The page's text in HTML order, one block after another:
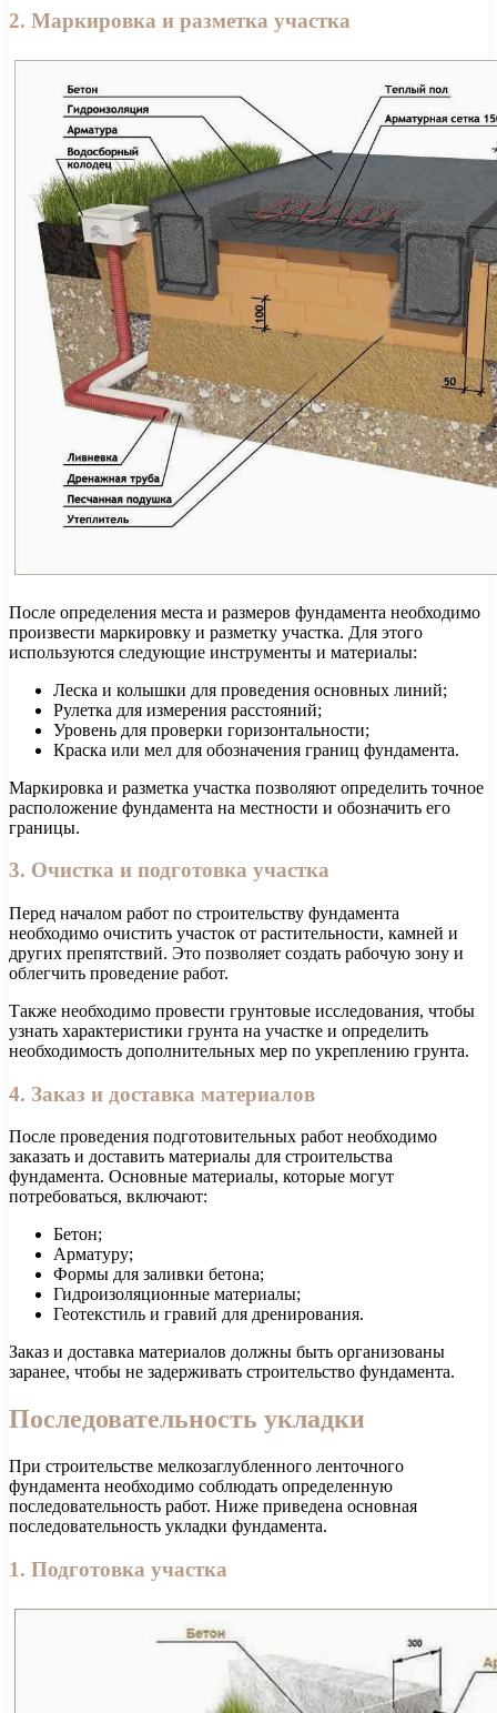
2. Маркировка и разметка участка
После определения места и размеров фундамента необходимо
произвести маркировку и разметку участка. Для этого
используются следующие инструменты и материалы:
Леска и колышки для проведения основных линий;
Рулетка для измерения расстояний;
Уровень для проверки горизонтальности;
Краска или мел для обозначения границ фундамента.
Маркировка и разметка участка позволяют определить точное
расположение фундамента на местности и обозначить его
границы.
3. Очистка и подготовка участка
Перед началом работ по строительству фундамента
необходимо очистить участок от растительности, камней и
других препятствий. Это позволяет создать рабочую зону и
облегчить проведение работ.
Также необходимо провести грунтовые исследования, чтобы
узнать характеристики грунта на участке и определить
необходимость дополнительных мер по укреплению грунта.
4. Заказ и доставка материалов
После проведения подготовительных работ необходимо
заказать и доставить материалы для строительства
фундамента. Основные материалы, которые могут
потребоваться, включают:
Бетон;
Арматуру;
Формы для заливки бетона;
Гидроизоляционные материалы;
Геотекстиль и гравий для дренирования.
Заказ и доставка материалов должны быть организованы
заранее, чтобы не задерживать строительство фундамента.
Последовательность укладки
При строительстве мелкозаглубленного ленточного
фундамента необходимо соблюдать определенную
последовательность работ. Ниже приведена основная
последовательность укладки фундамента.
1. Подготовка участка